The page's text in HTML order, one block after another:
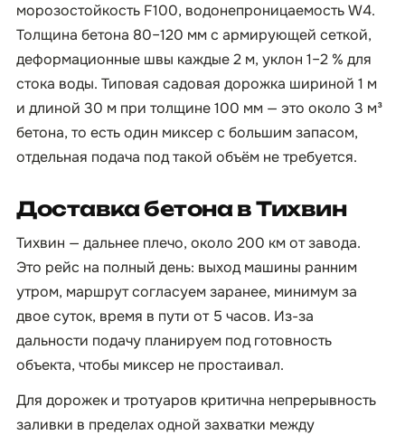
морозостойкость F100, водонепроницаемость W4.
Толщина бетона 80–120 мм с армирующей сеткой,
деформационные швы каждые 2 м, уклон 1–2 % для
стока воды. Типовая садовая дорожка шириной 1 м
и длиной 30 м при толщине 100 мм — это около 3 м³
бетона, то есть один миксер с большим запасом,
отдельная подача под такой объём не требуется.
Доставка бетона в Тихвин
Тихвин — дальнее плечо, около 200 км от завода.
Это рейс на полный день: выход машины ранним
утром, маршрут согласуем заранее, минимум за
двое суток, время в пути от 5 часов. Из-за
дальности подачу планируем под готовность
объекта, чтобы миксер не простаивал.
Для дорожек и тротуаров критична непрерывность
заливки в пределах одной захватки между